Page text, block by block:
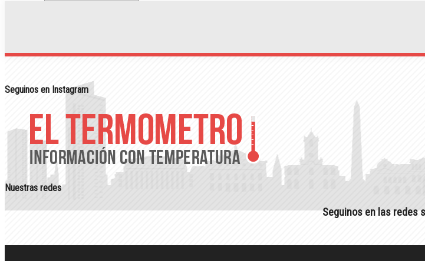
Seguinos en Instagram
Nuestras redes
Seguinos en las redes